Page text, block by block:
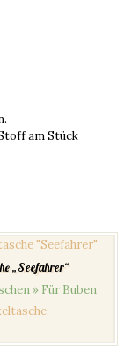
am Stück
„Seefahrer“
» Für Buben